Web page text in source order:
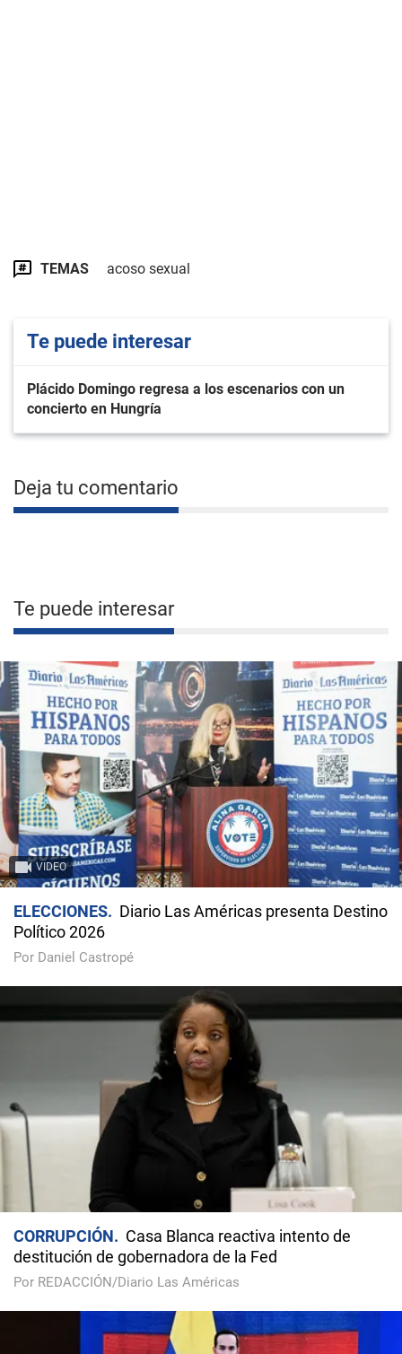
TEMAS acoso sexual
Te puede interesar
Plácido Domingo regresa a los escenarios con un
concierto en Hungría
Deja tu comentario
Te puede interesar
VIDEO
ELECCIONES
Diario Las Américas presenta Destino
Político 2026
Por Daniel Castropé
CORRUPCIÓN
Casa Blanca reactiva intento de
destitución de gobernadora de la Fed
Por REDACCIÓN/Diario Las Américas